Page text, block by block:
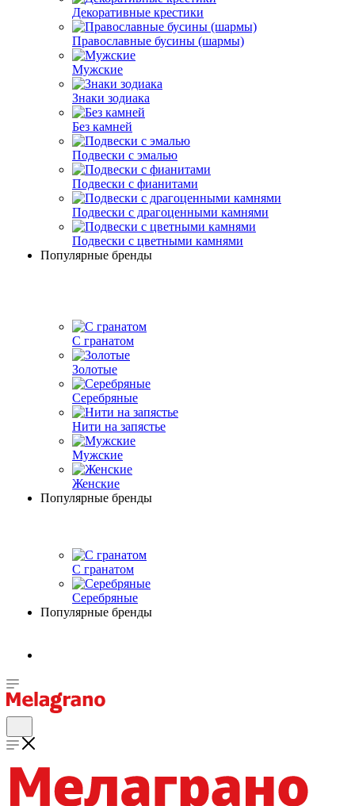
Декоративные крестики
Православные бусины (шармы)
Мужские
Знаки зодиака
Без камней
Подвески с эмалью
Подвески с фианитами
Подвески с драгоценными камнями
Подвески с цветными камнями
Популярные бренды
С гранатом
Золотые
Серебряные
Нити на запястье
Мужские
Женские
Популярные бренды
С гранатом
Серебряные
Популярные бренды